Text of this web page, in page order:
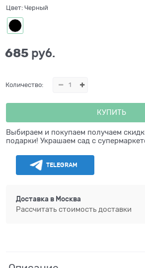
Цвет: Черный
685 руб.
Количество:
КУПИТЬ
Выбираем и покупаем получаем
подарки! Украшаем сад с
TELEGRAM
Доставка в Москва
Рассчитать стоимость доставки